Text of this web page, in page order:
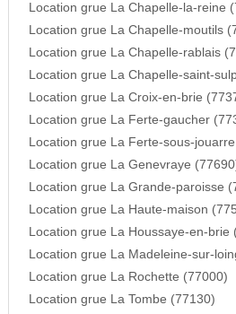
Location grue La Chapelle-la-reine
Location grue La Chapelle-moutils
Location grue La Chapelle-rablais
Location grue La Chapelle-saint-
Location grue La Croix-en-brie
Location grue La Ferte-gaucher
Location grue La Ferte-sous-
Location grue La Genevraye
Location grue La Grande-paroisse
Location grue La Haute-maison
Location grue La Houssaye-en-brie
Location grue La Madeleine-sur-
Location grue La Rochette (77000)
Location grue La Tombe (77130)